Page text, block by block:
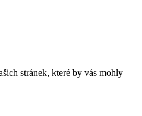
stránek, které by vás mohly